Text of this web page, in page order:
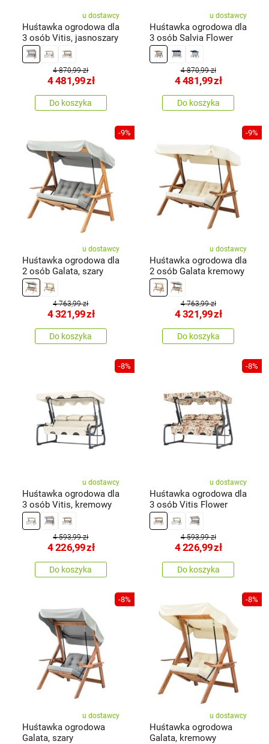
u dostawcy
Huśtawka ogrodowa dla
3 osób Vitis, jasnoszary
4 870,99 zł
4 481,99zł
Do koszyka
u dostawcy
Huśtawka ogrodowa dla
3 osób Salvia Flower
4 870,99 zł
4 481,99zł
Do koszyka
-9%
u dostawcy
Huśtawka ogrodowa dla
2 osób Galata, szary
4 763,99 zł
4 321,99zł
Do koszyka
-9%
u dostawcy
Huśtawka ogrodowa dla
2 osób Galata kremowy
4 763,99 zł
4 321,99zł
Do koszyka
-8%
u dostawcy
Huśtawka ogrodowa dla
3 osób Vitis, kremowy
4 593,99 zł
4 226,99zł
Do koszyka
-8%
u dostawcy
Huśtawka ogrodowa dla
3 osób Vitis Flower
4 593,99 zł
4 226,99zł
Do koszyka
-8%
u dostawcy
Huśtawka ogrodowa
Galata, szary
-8%
u dostawcy
Huśtawka ogrodowa
Galata, kremowy